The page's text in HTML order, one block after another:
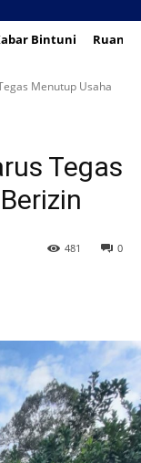
Bintuni Ruang
Menutup Usaha
Tegas
0
481